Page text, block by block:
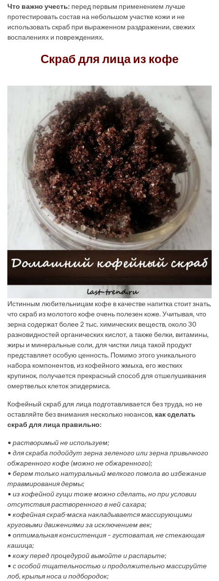
Что важно учесть: перед первым применением лучше
протестировать состав на небольшом участке кожи и не
использовать скраб при выраженном раздражении, свежих
воспалениях и повреждениях.
Скраб для лица из кофе
Истинным любительницам кофе в качестве напитка стоит знать,
что скраб из молотого кофе очень полезен коже. Учитывая, что
зерна содержат более 2 тыс. химических веществ, около 30
разновидностей органических кислот, а также белки, витамины,
жиры и минеральные соли, для чистки лица такой продукт
представляет особую ценность. Помимо этого уникального
набора компонентов, из кофейного жмыха, его жестких
крупинок, получается прекрасный способ для отшелушивания
омертвелых клеток эпидермиса.
Кофейный скраб для лица подготавливается без труда, но не
оставляйте без внимания несколько нюансов, как сделать
скраб для лица правильно:
• растворимый не используем;
• для скраба подойдут зерна зеленого или зерна привычного
обжаренного кофе (можно не обжаренного);
• берем только натуральный мелкого помола во избежание
травмирования дермы;
• из кофейной гущи тоже можно сделать, но при условии
отсутствия растворенного в ней сахара;
• кофейная скраб-маска накладывается массирующими
круговыми движениями за исключением век;
• оптимальная консистенция – густоватая, не стекающая
кашица;
• кожу перед процедурой вымойте и распарьте;
• с особой тщательностью и продолжительно массируйте
лоб, крылья носа и подбородок;